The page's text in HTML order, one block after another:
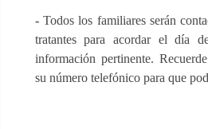
-Todos los familiares serán
tratantes para acordar el día
información pertinente.
su número telefónico para que